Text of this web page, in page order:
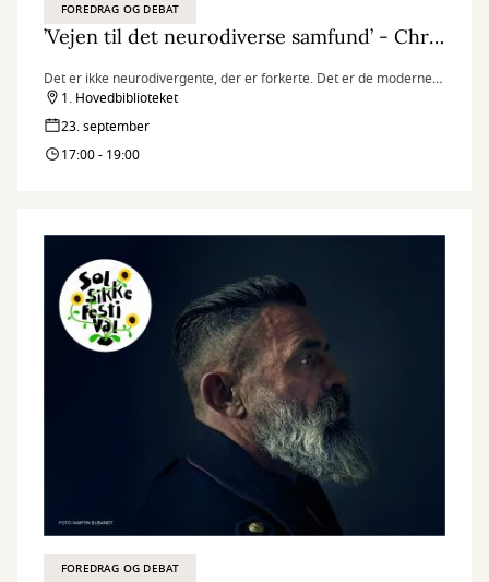
FOREDRAG OG DEBAT
’Vejen til det neurodiverse samfund’ - Christian Groes
Det er ikke neurodivergente, der er forkerte. Det er de moderne
rammer, den er gal med. Rammerne skal tilpasses og understøtte
neurodivergente i alt fra skoler til arbejdspladser og kulturlivet.
1. Hovedbiblioteket
23. september
17:00 - 19:00
FOREDRAG OG DEBAT